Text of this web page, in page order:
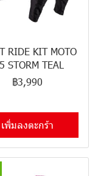
RIDE KIT MOTO
STORM TEAL
฿3,990
เพิ่มลงตะกร้า